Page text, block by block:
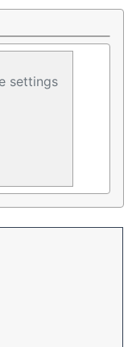
settings